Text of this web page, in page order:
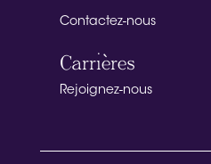
Contactez-nous
Carrières
Rejoignez-nous